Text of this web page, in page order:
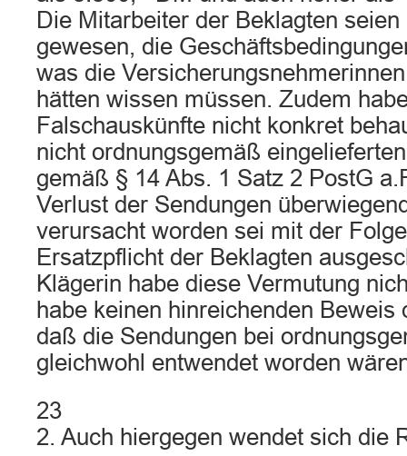
Die Mitarbeiter der Beklagten seien
gewesen, die
was die
hätten wissen müssen. Zudem
Falschauskünfte nicht konkret
nicht ordnungsgemäß
gemäß § 14 Abs. 1 Satz 2 PostG
Verlust der Sendungen
verursacht worden sei mit der
Ersatzpflicht der Beklagten
Klägerin habe diese Vermutung
habe keinen hinreichenden Beweis
daß die Sendungen bei
gleichwohl entwendet worden
23
2. Auch hiergegen wendet sich die